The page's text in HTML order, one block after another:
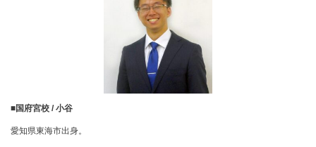
■国府宮校 / 小谷
愛知県東海市出身。